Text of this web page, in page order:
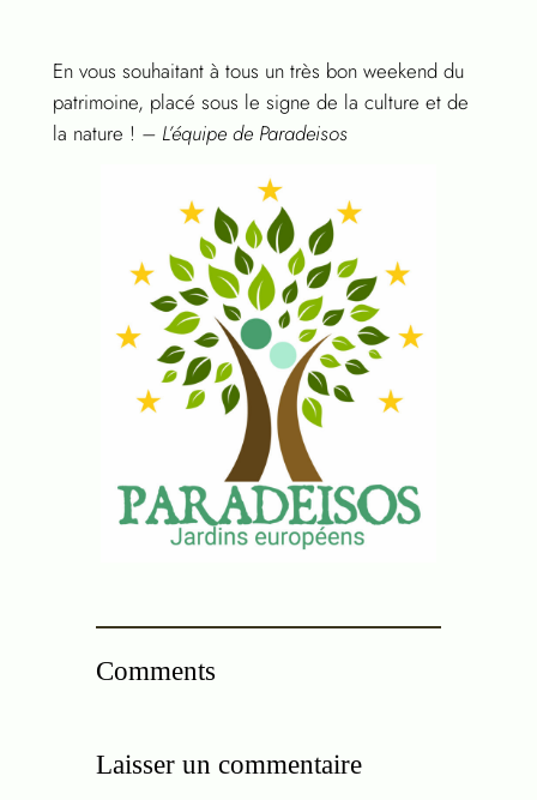
En vous souhaitant à tous un très bon weekend du
patrimoine, placé sous le signe de la culture et de
la nature ! – L’équipe de Paradeisos
Comments
Laisser un commentaire